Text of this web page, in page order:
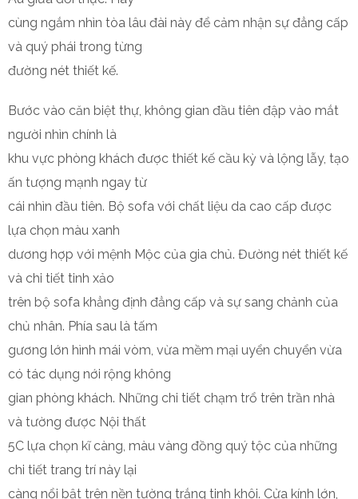
cùng ngắm nhìn tòa lâu đài này để cảm nhận sự đẳng cấp
và quý phái trong từng
đường nét thiết kế.
Bước vào căn biệt thự, không gian đầu tiên đập vào mắt
người nhìn chính là
khu vực phòng khách được thiết kế cầu kỳ và lộng lẫy, tạo
ấn tượng mạnh ngay từ
cái nhìn đầu tiên. Bộ sofa với chất liệu da cao cấp được
lựa chọn màu xanh
dương hợp với mệnh Mộc của gia chủ. Đường nét thiết kế
và chi tiết tinh xảo
trên bộ sofa khẳng định đẳng cấp và sự sang chảnh của
chủ nhân. Phía sau là tấm
gương lớn hình mái vòm, vừa mềm mại uyển chuyển vừa
có tác dụng nới rộng không
gian phòng khách. Những chi tiết chạm trổ trên trần nhà
và tường được Nội thất
5C lựa chọn kĩ càng, màu vàng đồng quý tộc của những
chi tiết trang trí này lại
càng nổi bật trên nền tường trắng tinh khôi. Cửa kính lớn,